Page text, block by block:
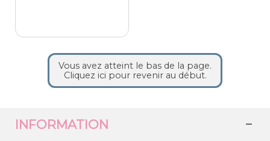
Vous avez atteint le bas de la page.
Cliquez ici pour revenir au début.
INFORMATION